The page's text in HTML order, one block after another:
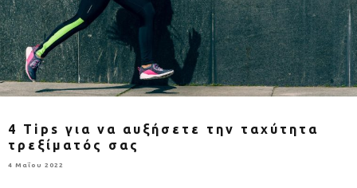
4 Tips για να αυξήσετε την ταχύτητα
τρεξίματός σας
4 Μαΐου 2022